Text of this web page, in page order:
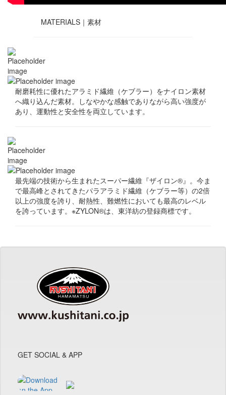
MATERIALS｜素材
耐磨耗性に優れたアラミド繊維（ケブラー）をナイロン素材
へ織り込んだ素材。しなやかな感触でありながら高い強度が
あり、運動性と安全性を両立しています。
最先端の技術から生まれたスーパー繊維『ザイロン®』。今ま
で最高峰とされてきたパラアラミド繊維（ケブラー等）の2倍
以上の強度を誇り、耐熱性、難燃性においても最高のレベル
を誇っています。※ZYLON®は、東洋紡の登録商標です。
GET SOCIAL & APP